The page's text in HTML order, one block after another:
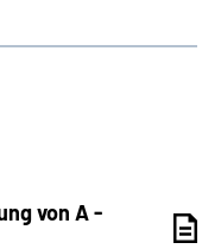
von A -